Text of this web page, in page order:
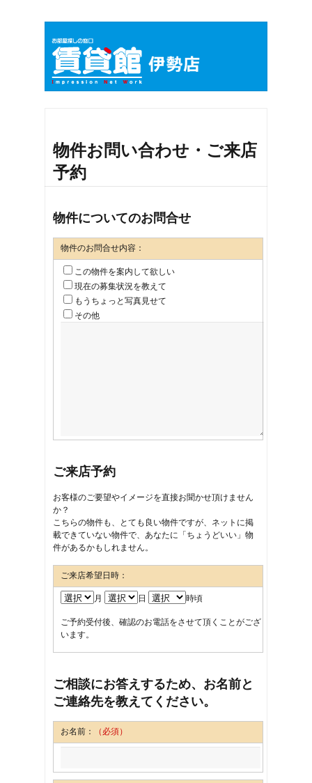
物件お問い合わせ・ご来店
予約
物件についてのお問合せ
物件のお問合せ内容：
この物件を案内して欲しい
現在の募集状況を教えて
もうちょっと写真見せて
その他
ご来店予約
お客様のご要望やイメージを直接お聞かせ頂けません
か？
こちらの物件も、とても良い物件ですが、ネットに掲
載できていない物件で、あなたに「ちょうどいい」物
件があるかもしれません。
ご来店希望日時：
月
日
時頃
ご予約受付後、確認のお電話をさせて頂くことがござ
います。
ご相談にお答えするため、お名前と
ご連絡先を教えてください。
お名前： （必須）